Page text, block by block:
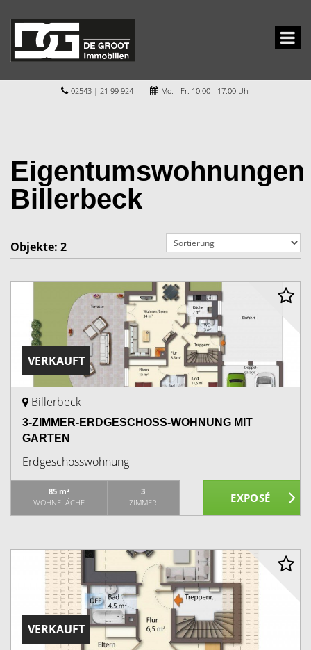
02543 | 21 99 924 Mo. - Fr. 10.00 - 17.00 Uhr
Eigentumswohnungen
Billerbeck
Objekte: 2
VERKAUFT
Billerbeck
3-ZIMMER-ERDGESCHOSS-WOHNUNG MIT
GARTEN
Erdgeschosswohnung
85 m²
WOHNFLÄCHE
3
ZIMMER
VERKAUFT